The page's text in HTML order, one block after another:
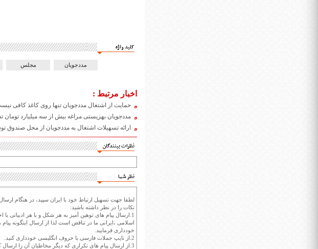
کلید واژه
مددجویان مجلس
اخبار مرتبط :
حمایت از اشتغال مددجویان تنها روی کاغذ کافی
مددجویان بهزیستی مراغه بیش از سه میلیارد تومان
ارائه تسهیلات اشتغال به مددجویان از محل صندوق
نظرات بینندگان
نظر شما
لطفا جهت تسهیل ارتباط خود با ایران سپید، در هنگام ارسال
نکات را در نظر داشته باشید:
1.ارسال پیام های توهین آمیز به هر شکل و با هر ادبیاتی
اسلامی ،ایرانی ما در تناقض است لذا از ارسال اینگونه پیام
خودداری فرمایید.
2.از تایپ جملات فارسی با حروف انگلیسی خودداری کنید.
3.از ارسال پیام های تکراری که دیگر مخاطبان آن را ارسال